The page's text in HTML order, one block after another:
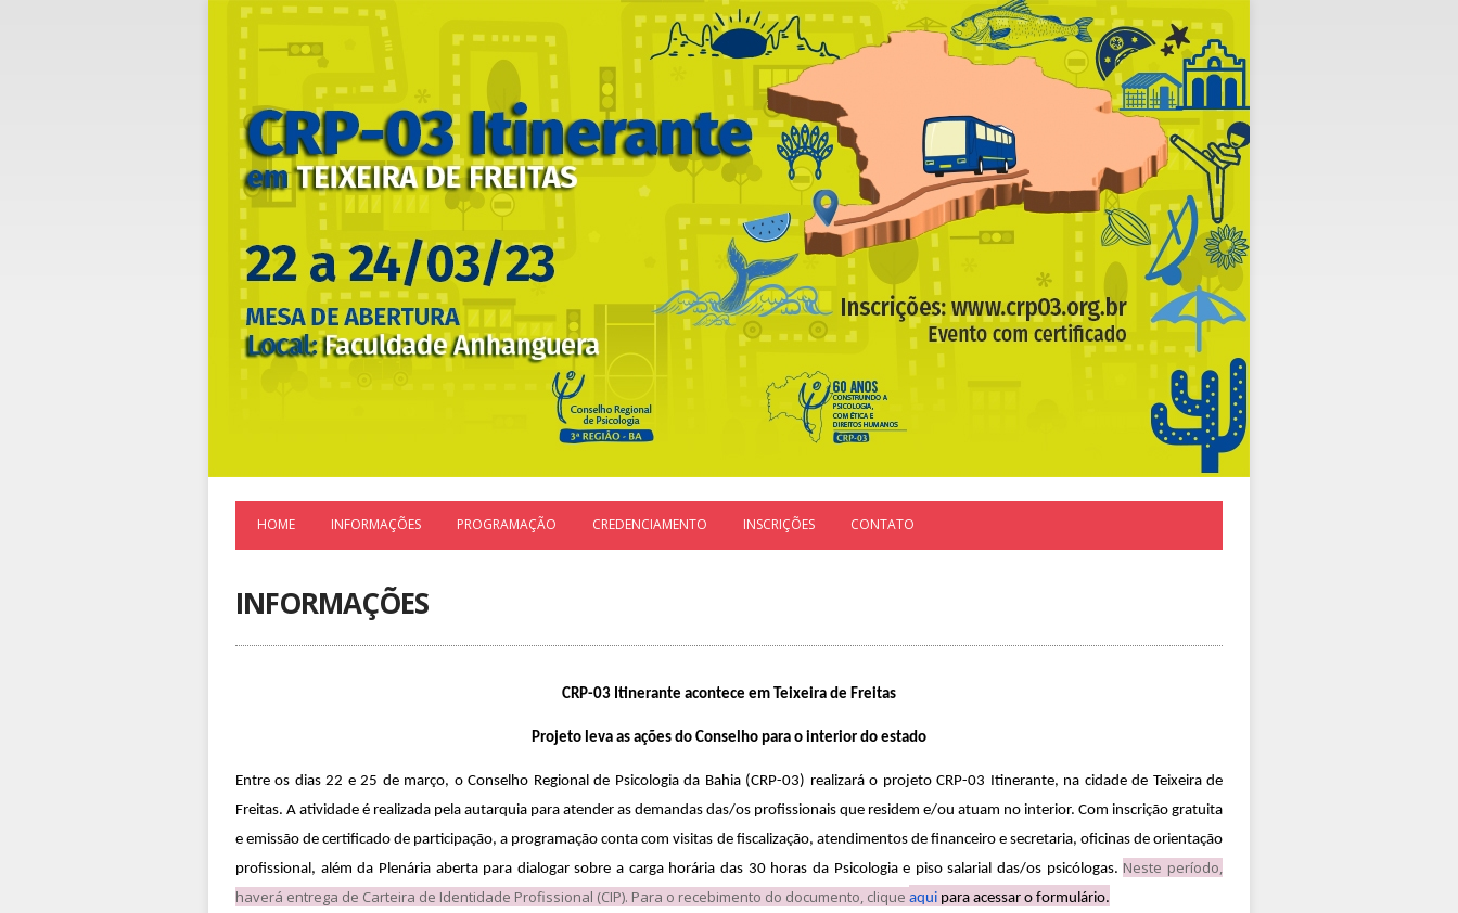
HOME INFORMAÇÕES PROGRAMAÇÃO CREDENCIAMENTO INSCRIÇÕES CONTATO
INFORMAÇÕES
CRP-03 Itinerante acontece em Teixeira de Freitas
Projeto leva as ações do Conselho para o interior do estado
Entre os dias 22 e 25 de março, o Conselho Regional de Psicologia da Bahia (CRP-03) realizará o projeto CRP-03 Itinerante, na cidade de Teixeira de
Freitas. A atividade é realizada pela autarquia para atender as demandas das/os profissionais que residem e/ou atuam no interior. Com inscrição gratuita
e emissão de certificado de participação, a programação conta com visitas de fiscalização, atendimentos de financeiro e secretaria, oficinas de orientação
profissional, além da Plenária aberta para dialogar sobre a carga horária das 30 horas da Psicologia e piso salarial das/os psicólogas. Neste período,
haverá entrega de Carteira de Identidade Profissional (CIP). Para o recebimento do documento, clique aqui para acessar o formulário.